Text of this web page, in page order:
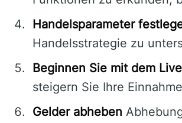
Handelsparameter
Handelsstrategie zu
Beginnen Sie mit dem
steigern Sie Ihre
Gelder abheben